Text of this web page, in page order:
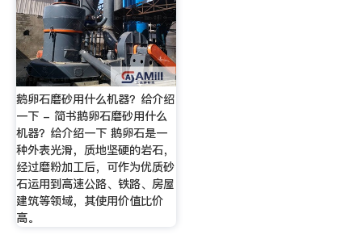
鹅卵石磨砂用什么机器？给介绍
一下 - 简书鹅卵石磨砂用什么
机器？给介绍一下 鹅卵石是一
种外表光滑，质地坚硬的岩石，
经过磨粉加工后，可作为优质砂
石运用到高速公路、铁路、房屋
建筑等领域，其使用价值比价
高。